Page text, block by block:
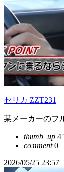
セリカ ZZT231
某メーカーのフ
thumb_up
comment0
2026/05/25 23:57